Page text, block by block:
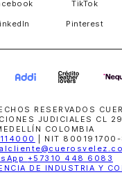
TikTok
Pinterest
RESERVADOS
JUDICIALES CL
COLOMBIA
| NIT 800191700-
+57310 448 6083
DE INDUSTRIA Y